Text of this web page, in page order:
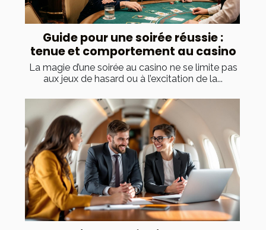
Guide pour une soirée réussie :
tenue et comportement au casino
La magie d’une soirée au casino ne se limite pas
aux jeux de hasard ou à l’excitation de la...